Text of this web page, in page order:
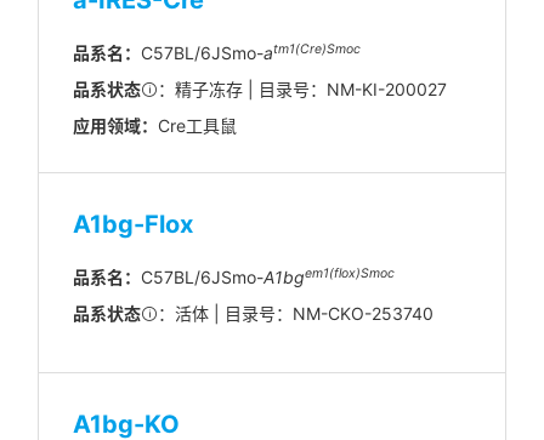
品系名： C57BL/6JSmo-atm1(Cre)Smoc
品系状态
：精子冻存 | 目录号：NM-KI-200027
应用领域： Cre工具鼠
A1bg-Flox
品系名： C57BL/6JSmo-A1bgem1(flox)Smoc
品系状态 ：活体 | 目录号：NM-CKO-253740
A1bg-KO